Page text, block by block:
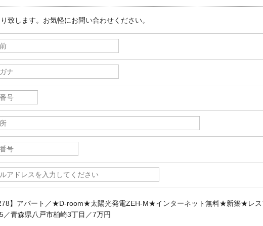
致します。お気軽にお問い合わせください。
】アパート／★D-room★太陽光発電ZEH-M★インターネット無料★新築★レス
／青森県八戸市柏崎3丁目／7万円